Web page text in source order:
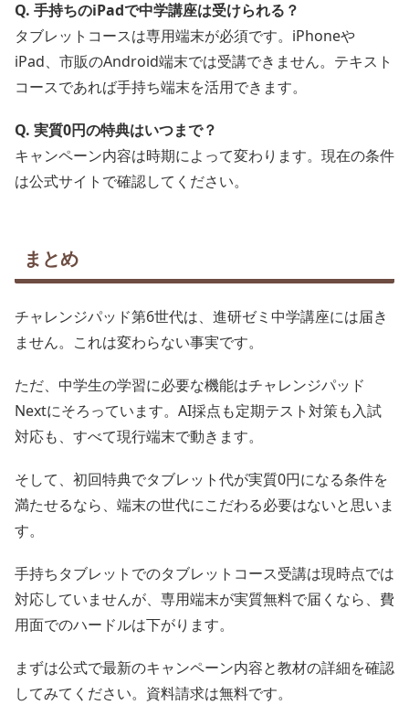
Q. 手持ちのiPadで中学講座は受けられる？
タブレットコースは専用端末が必須です。iPhoneや
iPad、市販のAndroid端末では受講できません。テキスト
コースであれば手持ち端末を活用できます。
Q. 実質0円の特典はいつまで？
キャンペーン内容は時期によって変わります。現在の条件
は公式サイトで確認してください。
まとめ
チャレンジパッド第6世代は、進研ゼミ中学講座には届き
ません。これは変わらない事実です。
ただ、中学生の学習に必要な機能はチャレンジパッド
Nextにそろっています。AI採点も定期テスト対策も入試
対応も、すべて現行端末で動きます。
そして、初回特典でタブレット代が実質0円になる条件を
満たせるなら、端末の世代にこだわる必要はないと思いま
す。
手持ちタブレットでのタブレットコース受講は現時点では
対応していませんが、専用端末が実質無料で届くなら、費
用面でのハードルは下がります。
まずは公式で最新のキャンペーン内容と教材の詳細を確認
してみてください。資料請求は無料です。